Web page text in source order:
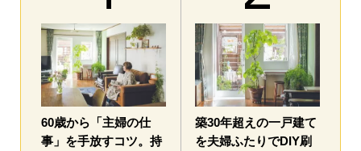
60歳から「主婦の仕
事」を手放すコツ。持
築30年超えの一戸建て
を夫婦ふたりでDIY刷